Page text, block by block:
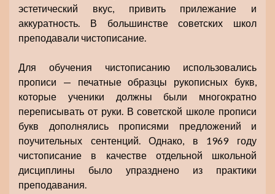
эстетический вкус, привить прилежание и
аккуратность. В большинстве советских школ
преподавали чистописание.
Для обучения чистописанию использовались
прописи — печатные образцы рукописных букв,
которые ученики должны были многократно
переписывать от руки. В советской школе прописи
букв дополнялись прописями предложений и
поучительных сентенций. Однако, в 1969 году
чистописание в качестве отдельной школьной
дисциплины было упразднено из практики
преподавания.